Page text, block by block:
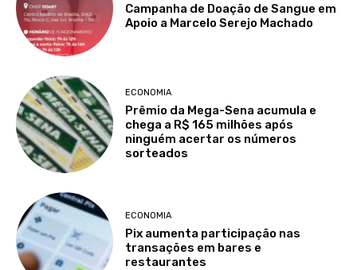
Campanha de Doação de Sangue em
Apoio a Marcelo Serejo Machado
ECONOMIA
Prêmio da Mega-Sena acumula e
chega a R$ 165 milhões após
ninguém acertar os números
sorteados
ECONOMIA
Pix aumenta participação nas
transações em bares e
restaurantes